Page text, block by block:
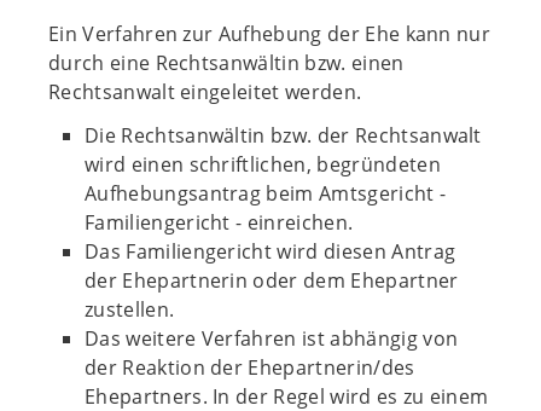
Ein Verfahren zur Aufhebung der Ehe kann nur
durch eine Rechtsanwältin bzw. einen
Rechtsanwalt eingeleitet werden.
Die Rechtsanwältin bzw. der Rechtsanwalt
wird einen schriftlichen, begründeten
Aufhebungsantrag beim Amtsgericht -
Familiengericht - einreichen.
Das Familiengericht wird diesen Antrag
der Ehepartnerin oder dem Ehepartner
zustellen.
Das weitere Verfahren ist abhängig von
der Reaktion der Ehepartnerin/des
Ehepartners. In der Regel wird es zu einem